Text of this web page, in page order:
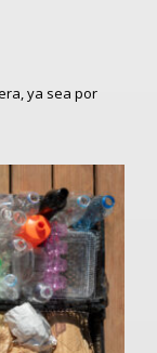
ya sea por